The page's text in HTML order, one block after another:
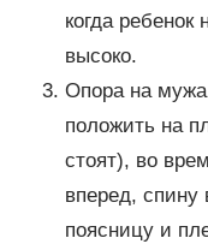
когда ребенок
высоко.
Опора на
положить на
стоят), во
вперед, спину
поясницу и